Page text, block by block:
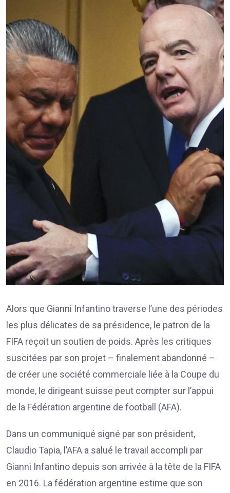
Alors que Gianni Infantino traverse l’une des périodes
les plus délicates de sa présidence, le patron de la
FIFA reçoit un soutien de poids. Après les critiques
suscitées par son projet – finalement abandonné –
de créer une société commerciale liée à la Coupe du
monde, le dirigeant suisse peut compter sur l’appui
de la Fédération argentine de football (AFA).
Dans un communiqué signé par son président,
Claudio Tapia, l’AFA a salué le travail accompli par
Gianni Infantino depuis son arrivée à la tête de la FIFA
en 2016. La fédération argentine estime que son